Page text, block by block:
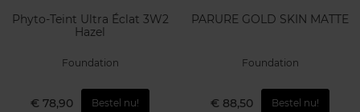
Phyto-Teint Ultra Éclat 3W2
Hazel
Foundation
€ 78,90 Bestel nu!
PARURE GOLD SKIN MATTE
Foundation
€ 88,50 Bestel nu!